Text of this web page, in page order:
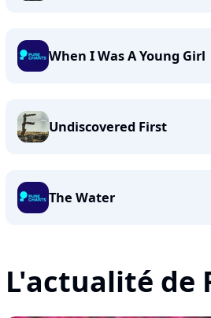
When I Was A Young Girl
Undiscovered First
The Water
L'actualité de